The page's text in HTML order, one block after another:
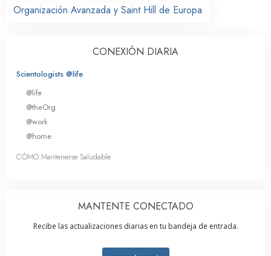
Organización Avanzada y Saint Hill de Europa
CONEXIÓN DIARIA
Scientologists @life
@life
@theOrg
@work
@home
CÓMO Mantenerse Saludable
MANTENTE CONECTADO
Recibe las actualizaciones diarias en tu bandeja de entrada.